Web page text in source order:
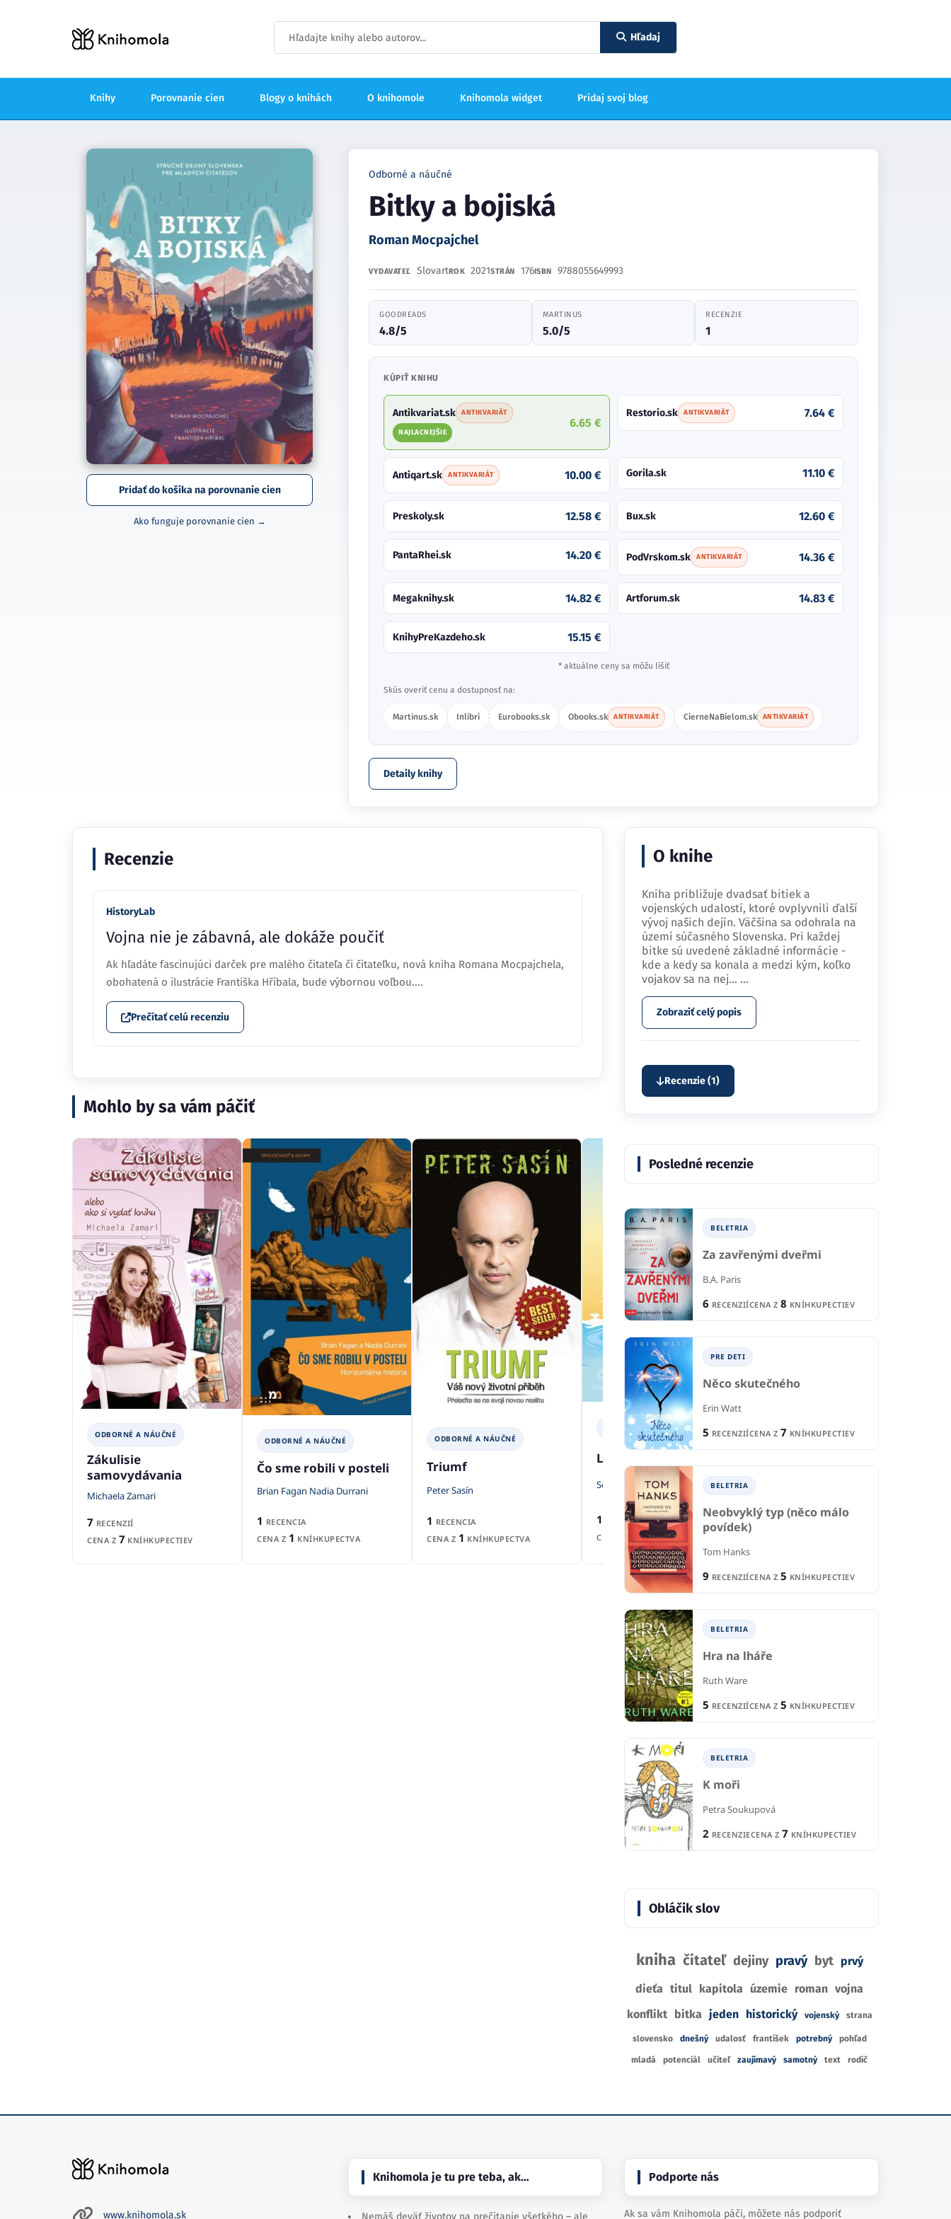
Hľadaj
Knihy Porovnanie cien Blogy o knihách O knihomole Knihomola widget Pridaj svoj blog
Pridať do košíka na porovnanie cien
Ako funguje porovnanie cien →
Odborné a náučné
Bitky a bojiská
Roman Mocpajchel
VYDAVATEĽ SlovartROK 2021STRÁN 176ISBN 9788055649993
GOODREADS
4.8/5
MARTINUS
5.0/5
RECENZIE
1
KÚPIŤ KNIHU
Antikvariat.sk ANTIKVARIÁT
NAJLACNEJŠIE
6.65 €
Restorio.sk ANTIKVARIÁT 7.64 €
Antiqart.sk ANTIKVARIÁT 10.00 € Gorila.sk 11.10 €
Preskoly.sk 12.58 € Bux.sk 12.60 €
PantaRhei.sk 14.20 € PodVrskom.sk ANTIKVARIÁT 14.36 €
Megaknihy.sk 14.82 € Artforum.sk 14.83 €
KnihyPreKazdeho.sk 15.15 €
* aktuálne ceny sa môžu líšiť
Skús overiť cenu a dostupnosť na:
Martinus.sk Inlibri Eurobooks.sk Obooks.sk ANTIKVARIÁT CierneNaBielom.sk ANTIKVARIÁT
Detaily knihy
Recenzie
HistoryLab
Vojna nie je zábavná, ale dokáže poučiť
Ak hľadáte fascinujúci darček pre malého čitateľa či čitateľku, nová kniha Romana Mocpajchela,
obohatená o ilustrácie Františka Hříbala, bude výbornou voľbou....
Prečítať celú recenziu
Mohlo by sa vám páčiť
ODBORNÉ A NÁUČNÉ
Zákulisie
samovydávania
Michaela Zamari
7 RECENZIÍ
CENA Z 7 KNÍHKUPECTIEV
ODBORNÉ A NÁUČNÉ
Čo sme robili v posteli
Brian Fagan Nadia Durrani
1 RECENCIA
CENA Z 1 KNÍHKUPECTVA
ODBORNÉ A NÁUČNÉ
Triumf
Peter Sasín
1 RECENCIA
CENA Z 1 KNÍHKUPECTVA
ODBORNÉ A NÁUČNÉ
Lži století
Schrang Heiko
1
RECENCIA
CENA Z
KNÍHKUPECTVA
ODBORNÉ A NÁUČNÉ
1RECENCIA
O knihe
Kniha približuje dvadsať bitiek a
vojenských udalostí, ktoré ovplyvnili ďalší
vývoj našich dejín. Väčšina sa odohrala na
území súčasného Slovenska. Pri každej
bitke sú uvedené základné informácie -
kde a kedy sa konala a medzi kým, koľko
vojakov sa na nej… ...
Zobraziť celý popis
Recenzie (1)
Posledné recenzie
BELETRIA
Za zavřenými dveřmi
B.A. Paris
6 RECENZIÍCENA Z 8 KNÍHKUPECTIEV
PRE DETI
Něco skutečného
Erin Watt
5 RECENZIÍCENA Z 7 KNÍHKUPECTIEV
BELETRIA
Neobvyklý typ (něco málo
povídek)
Tom Hanks
9 RECENZIÍCENA Z 5 KNÍHKUPECTIEV
BELETRIA
Hra na lháře
Ruth Ware
5 RECENZIÍCENA Z 5 KNÍHKUPECTIEV
BELETRIA
K moři
Petra Soukupová
2 RECENZIECENA Z 7 KNÍHKUPECTIEV
Obláčik slov
kniha čitateľ dejiny pravý byt prvý
dieťa titul kapitola územie roman vojna
konflikt
bitka jeden historický vojenský strana
slovensko dnešný udalosť františek potrebný pohľad
mladá potenciál učiteľ zaujímavý samotný text rodič
www.knihomola.sk
Knihomola je tu pre teba, ak…
Nemáš deväť životov na prečítanie všetkého – ale
Podporte nás
Ak sa vám Knihomola páči, môžete nás podporiť